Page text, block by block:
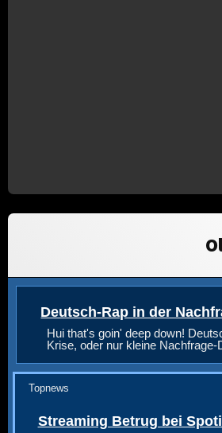
Deutsch-Rap in der
Hui that's goin' deep down!
Krise, oder nur kleine Nachfrage-
Topnews
Streaming Betrug bei